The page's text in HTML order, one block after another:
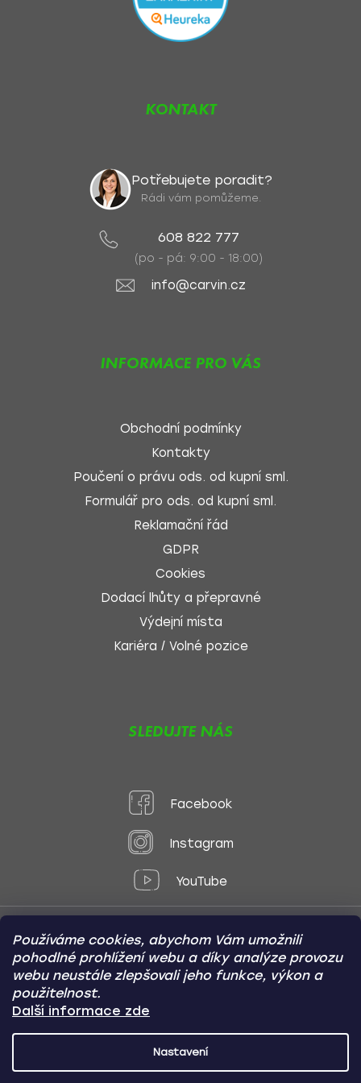
Používáme cookies, abychom Vám umožnili
pohodlné prohlížení webu a díky analýze provozu
webu neustále zlepšovali jeho funkce, výkon a
použitelnost.
Další informace zde
Nastavení
KONTAKT
Potřebujete poradit?
Rádi vám pomůžeme.
608 822 777
(po - pá: 9:00 - 18:00)
info@carvin.cz
INFORMACE PRO VÁS
Obchodní podmínky
Kontakty
Poučení o právu ods. od kupní sml.
Formulář pro ods. od kupní sml.
Reklamační řád
GDPR
Cookies
Dodací lhůty a přepravné
Výdejní místa
Kariéra / Volné pozice
SLEDUJTE NÁS
Facebook
Instagram
YouTube
Způsoby platby:
Online
Převod
Dobírka